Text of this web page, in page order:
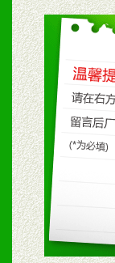
3、根
保产
4、根
购支持
五、退
1、给